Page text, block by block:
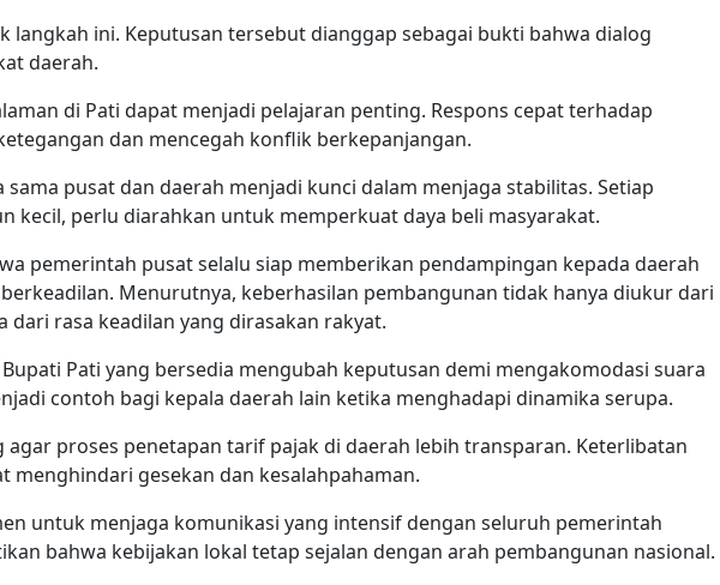
langkah ini. Keputusan tersebut dianggap sebagai bukti bahwa dialog
daerah.
di Pati dapat menjadi pelajaran penting. Respons cepat terhadap
dan mencegah konflik berkepanjangan.
pusat dan daerah menjadi kunci dalam menjaga stabilitas. Setiap
kecil, perlu diarahkan untuk memperkuat daya beli masyarakat.
pemerintah pusat selalu siap memberikan pendampingan kepada daerah
Menurutnya, keberhasilan pembangunan tidak hanya diukur dari
rasa keadilan yang dirasakan rakyat.
Pati yang bersedia mengubah keputusan demi mengakomodasi suara
contoh bagi kepala daerah lain ketika menghadapi dinamika serupa.
proses penetapan tarif pajak di daerah lebih transparan. Keterlibatan
menghindari gesekan dan kesalahpahaman.
untuk menjaga komunikasi yang intensif dengan seluruh pemerintah
bahwa kebijakan lokal tetap sejalan dengan arah pembangunan nasional.